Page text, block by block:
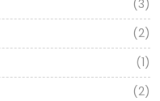
(3)
(2)
(1)
(2)